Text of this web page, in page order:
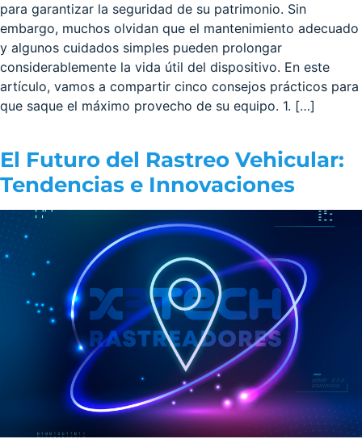
para garantizar la seguridad de su patrimonio. Sin
embargo, muchos olvidan que el mantenimiento adecuado
y algunos cuidados simples pueden prolongar
considerablemente la vida útil del dispositivo. En este
artículo, vamos a compartir cinco consejos prácticos para
que saque el máximo provecho de su equipo. 1. […]
El Futuro del Rastreo Vehicular:
Tendencias e Innovaciones